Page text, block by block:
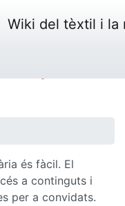
Wiki del tèxtil i la
és fàcil. El
a continguts i
per a convidats.